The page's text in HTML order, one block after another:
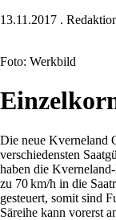
13.11.2017 .
Foto: Werkbild
Die neue Kverneland
verschiedensten
haben die
zu 70 km/h in die
gesteuert, somit sind
Säreihe kann vorerst